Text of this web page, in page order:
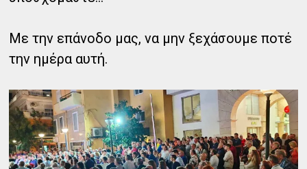
Με την επάνοδο μας, να μην ξεχάσουμε ποτέ
την ημέρα αυτή.